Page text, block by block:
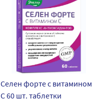
Селен форте с витамином
С 60 шт. таблетки